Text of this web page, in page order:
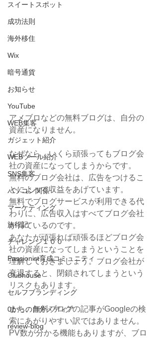
スイートスポット
成功法則
海外移住
Wix
暗号通貨
お知らせ
YouTube
WEB集客
ガジェット紹介
WEBツール紹介
SNS集客
パソコン関係
マーケティング
旅行記
チャレンジ１００
Passionist育成コミュニティ
Clubhouse
セルフブランディング
0からの自分メディア
review-blog
アメブロなどの無料ブログは、自分の
資産になりません。
なぜなら、いくら頑張ってもブログ会
社の資産になってしまうからです。
無料のブログ会社は、広告をつけるこ
とによって収益をあげています。
無料でブログサービスが利用できる代
わりに、広告収入はすべてブログ会社
が得ているのです。
あなたが頑張れば頑張るほどブログ会
社の資産になってしまうということを
理解しておきましょう。ブログ会社が
衰退すると、閉鎖されてしまうという
リスクもあります。
また、無料ブログの記事がGoogleの検
索にあがりやすい訳ではありません。
PV数が分かる機能もありますが、ブロ